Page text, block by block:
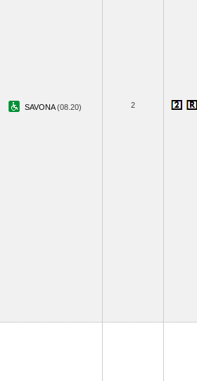
SAVONA(08.20) 2